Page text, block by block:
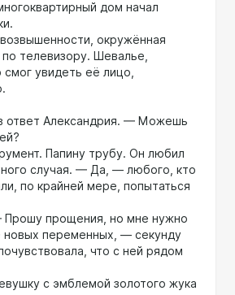
дом начал
окружённая
телевизору. Шевалье,
увидеть её лицо,
Александрия. — Можешь
Папину трубу. Он любил
случая. — Да, — любого, кто
по крайней мере, попытаться
прощения, но мне нужно
новых переменных, — секунду
что с ней рядом
с эмблемой золотого жука